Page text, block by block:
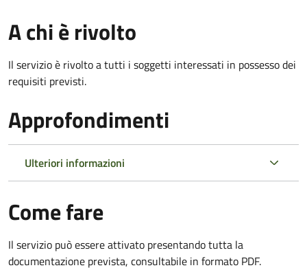
A chi è rivolto
Il servizio è rivolto a tutti i soggetti interessati in possesso dei
requisiti previsti.
Approfondimenti
Ulteriori informazioni
Come fare
Il servizio può essere attivato presentando tutta la
documentazione prevista, consultabile in formato PDF.